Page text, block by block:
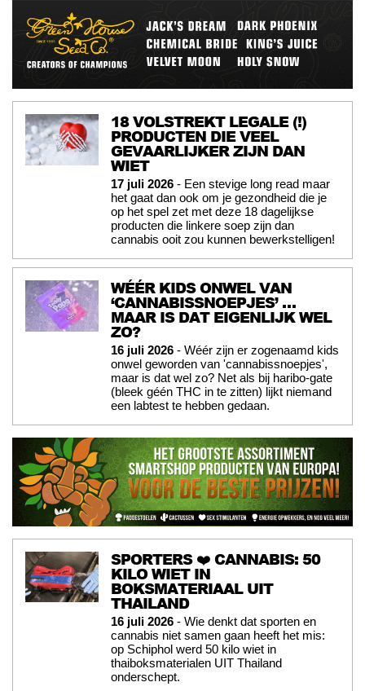
18 VOLSTREKT LEGALE (!)
PRODUCTEN DIE VEEL
GEVAARLIJKER ZIJN DAN
WIET
17 juli 2026 - Een stevige long read maar
het gaat dan ook om je gezondheid die je
op het spel zet met deze 18 dagelijkse
producten die linkere soep zijn dan
cannabis ooit zou kunnen bewerkstelligen!
WÉÉR KIDS ONWEL VAN
‘CANNABISSNOEPJES’ …
MAAR IS DAT EIGENLIJK WEL
ZO?
16 juli 2026 - Wéér zijn er zogenaamd kids
onwel geworden van 'cannabissnoepjes',
maar is dat wel zo? Net als bij haribo-gate
(bleek géén THC in te zitten) lijkt niemand
een labtest te hebben gedaan.
SPORTERS ❤️ CANNABIS: 50
KILO WIET IN
BOKSMATERIAAL UIT
THAILAND
16 juli 2026 - Wie denkt dat sporten en
cannabis niet samen gaan heeft het mis:
op Schiphol werd 50 kilo wiet in
thaiboksmaterialen UIT Thailand
onderschept.